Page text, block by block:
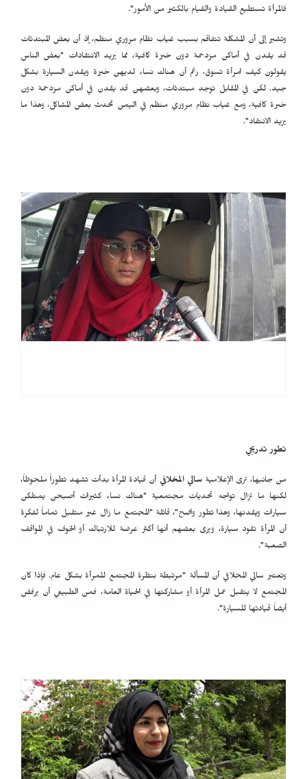
فالمرأة تستطيع القيادة والقيام بالكثير من الأمور".
وتشير إلى أن المشكلة تتفاقم بسبب غياب نظام مروري منظم، إذ أن بعض المبتدئات
قد يقدن في أماكن مزدحمة دون خبرة كافية، مما يزيد الانتقادات "بعض الناس
يقولون كيف امرأة تسوق، رغم أن هناك نساء لديهن خبرة ويقدن السيارة بشكل
جيد. لكن في المقابل توجد مبتدئات، وبعضهن قد يقدن في أماكن مزدحمة دون
خبرة كافية، ومع غياب نظام مروري منظم في اليمن تحدث بعض المشاكل، وهذا ما
يزيد الانتقاد".
تطور تدريجي
من جانبها، ترى الإعلاميةسالي المخلافي أن قيادة المرأة بدأت تشهد تطوراً ملحوظاً،
لكنها ما تزال تواجه تحديات مجتمعية "هناك نساء كثيرات أصبحن يمتلكن
سيارات ويقدنها، وهذا تطور واضح"، قائلة "المجتمع ما زال غير متقبل تماماً لفكرة
أن المرأة تقود سيارة، ويرى بعضهم أنها أكثر عرضة للارتباك أو الخوف في المواقف
الصعبة".
وتعتبر سالي المخلافي أن المسألة "مرتبطة بنظرة المجتمع للمرأة بشكل عام. فإذا كان
المجتمع لا يتقبل عمل المرأة أو مشاركتها في الحياة العامة، فمن الطبيعي أن يرفض
أيضاً قيادتها للسيارة".